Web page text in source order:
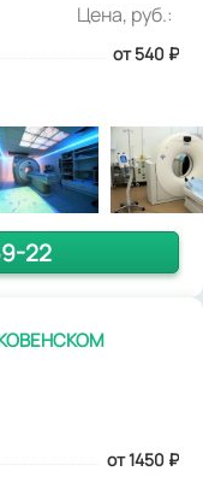
Цена, руб.:
от 540 ₽
22
от 1450 ₽